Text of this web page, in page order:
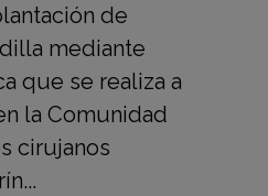
de
mediante
que se realiza a
la Comunidad
cirujanos